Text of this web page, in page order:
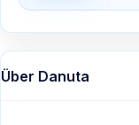
Über Danuta